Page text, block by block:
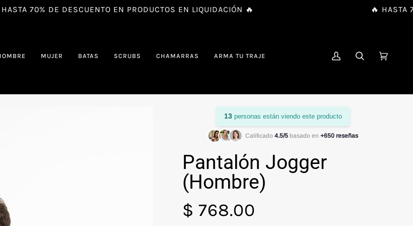
70% DE DESCUENTO EN PRODUCTOS EN LIQUIDACIÓN 🔥 🔥 HASTA
MUJER BATAS SCRUBS CHAMARRAS ARMA TU TRAJE
MI
BUSCAR
13personas están viendo este producto
Calificado4.5/5 basado en+650 reseñas
Pantalón Jogger
(Hombre)
$ 768.00